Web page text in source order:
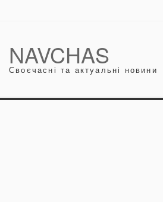
NAVCHAS
Своєчасні та актуальні новини